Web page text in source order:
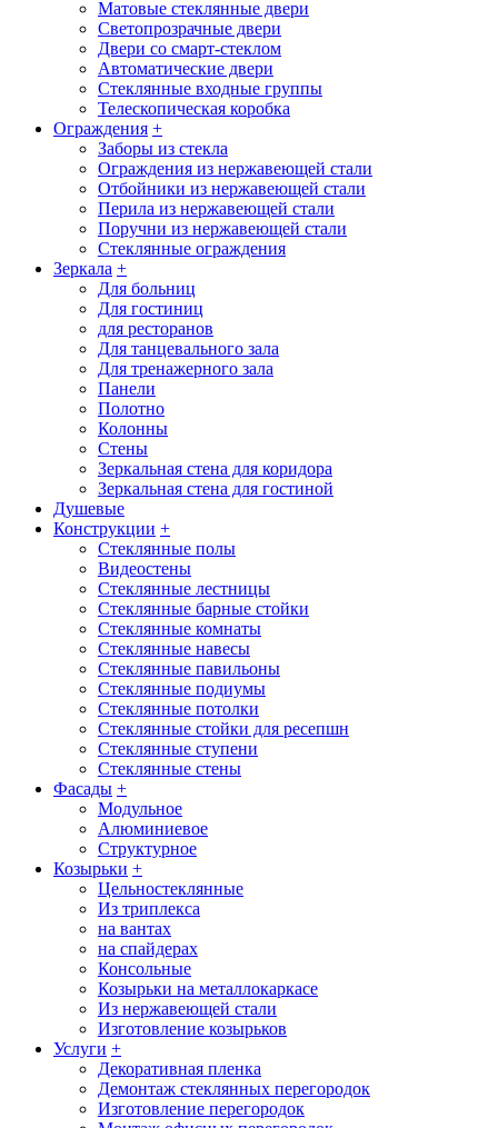
Матовые стеклянные двери
Светопрозрачные двери
Двери со смарт-стеклом
Автоматические двери
Стеклянные входные группы
Телескопическая коробка
Ограждения +
Заборы из стекла
Ограждения из нержавеющей стали
Отбойники из нержавеющей стали
Перила из нержавеющей стали
Поручни из нержавеющей стали
Стеклянные ограждения
Зеркала +
Для больниц
Для гостиниц
для ресторанов
Для танцевального зала
Для тренажерного зала
Панели
Полотно
Колонны
Стены
Зеркальная стена для коридора
Зеркальная стена для гостиной
Душевые
Конструкции +
Стеклянные полы
Видеостены
Стеклянные лестницы
Стеклянные барные стойки
Стеклянные комнаты
Стеклянные навесы
Стеклянные павильоны
Стеклянные подиумы
Стеклянные потолки
Стеклянные стойки для ресепшн
Стеклянные ступени
Стеклянные стены
Фасады +
Модульное
Алюминиевое
Структурное
Козырьки +
Цельностеклянные
Из триплекса
на вантах
на спайдерах
Консольные
Козырьки на металлокаркасе
Из нержавеющей стали
Изготовление козырьков
Услуги +
Декоративная пленка
Демонтаж стеклянных перегородок
Изготовление перегородок